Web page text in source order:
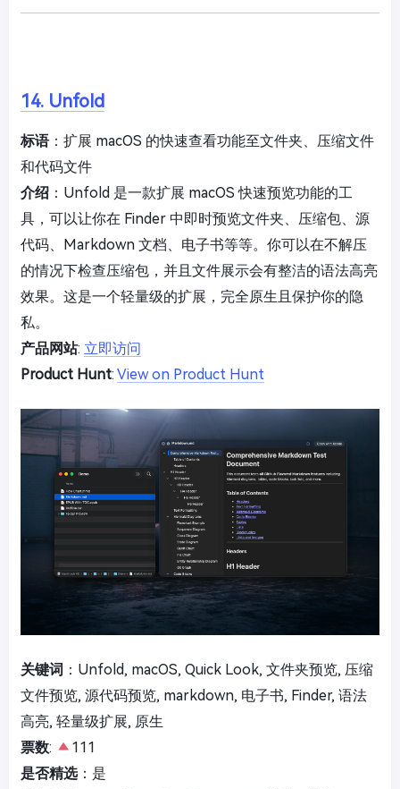
14. Unfold
标语：扩展 macOS 的快速查看功能至文件夹、压缩文件
和代码文件
介绍 ：Unfold 是一款扩展 macOS 快速预览功能的工
具，可以让你在 Finder 中即时预览文件夹、压缩包、源
代码、Markdown 文档、电子书等等。你可以在不解压
的情况下检查压缩包，并且文件展示会有整洁的语法高亮
效果。这是一个轻量级的扩展，完全原生且保护你的隐
私。
产品网站: 立即访问
Product Hunt: View on Product Hunt
关键词 ：Unfold, macOS, Quick Look, 文件夹预览, 压缩
文件预览, 源代码预览, markdown, 电子书, Finder, 语法
高亮, 轻量级扩展, 原生
票数:
111
是否精选：是